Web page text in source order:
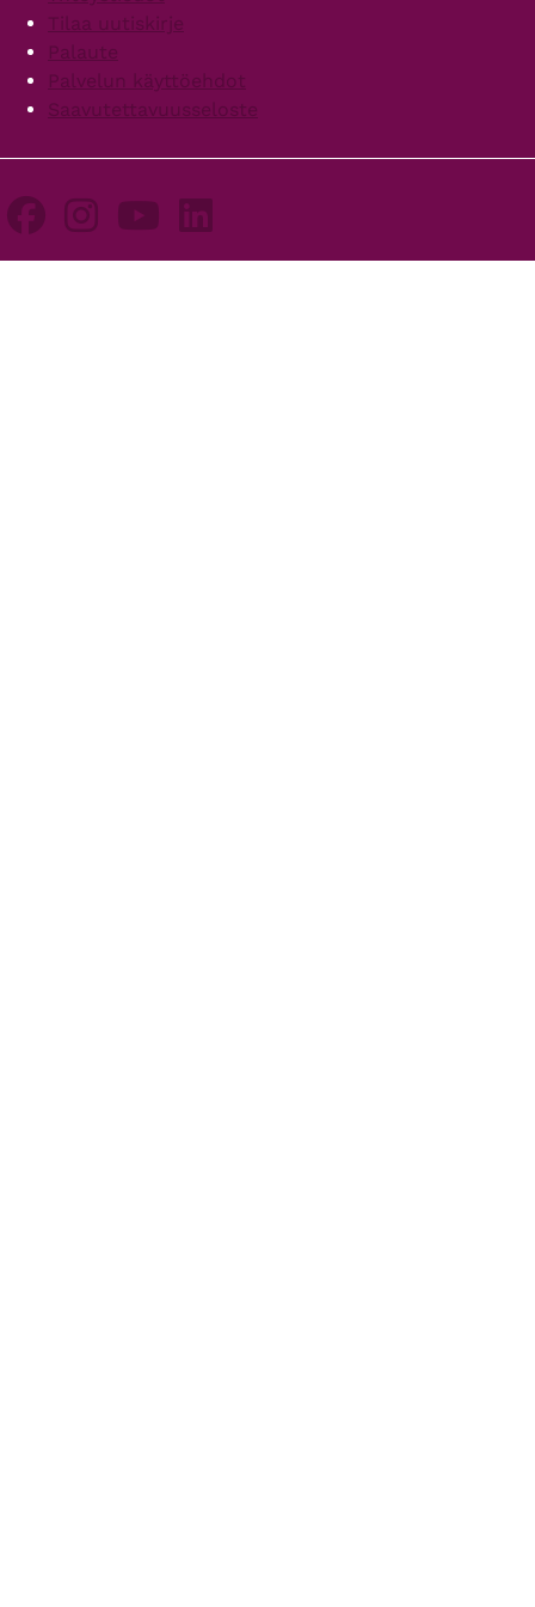
Tilaa uutiskirje
Palaute
Palvelun käyttöehdot
Saavutettavuusseloste